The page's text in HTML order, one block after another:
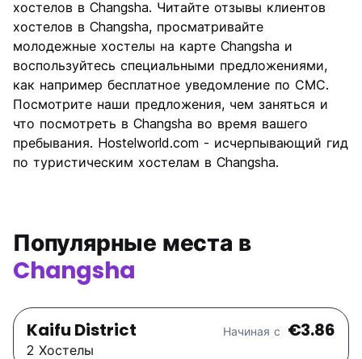
Ночная жизнь
Соотношение цены и
качества
6.6
хостелов в Changsha. Читайте отзывы клиентов
хостелов в Changsha, просматривайте
молодежные хостелы на карте Changsha и
воспользуйтесь специальными предложениями,
как например бесплатное уведомление по СМС.
Посмотрите наши предложения, чем заняться и
что посмотреть в Changsha во время вашего
пребывания. Hostelworld.com - исчерпывающий гид
по туристическим хостелам в Changsha.
Популярные места в
Changsha
Kaifu District Начиная с €3.86
2 Хостелы